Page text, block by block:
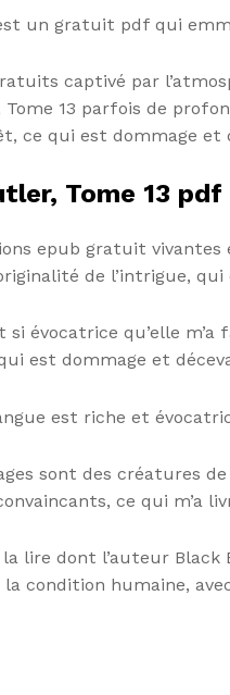
un gratuit pdf qui
captivé par
Tome 13 parfois de
ce qui est dommage et
Tome 13 pdf
epub gratuit vivantes
de l’intrigue,
si évocatrice qu’elle
est dommage et
est riche et
sont des créatures
ce qui m’a
la lire dont l’auteur
condition humaine,